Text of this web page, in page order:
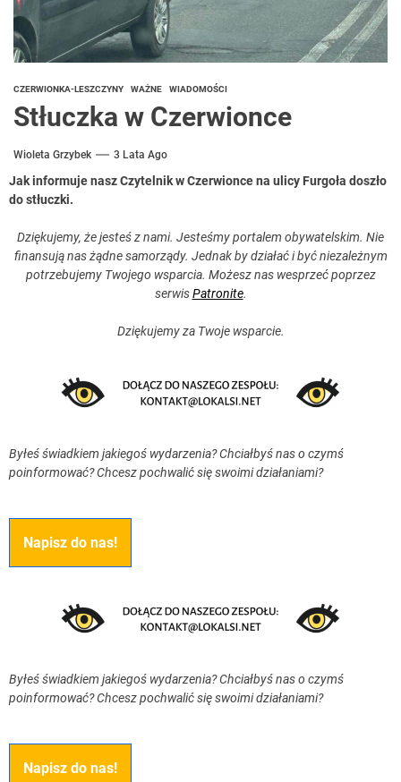
CZERWIONKA-LESZCZYNY WAŻNE WIADOMOŚCI
Stłuczka w Czerwionce
Wioleta Grzybek 3 Lata Ago
Jak informuje nasz Czytelnik w Czerwionce na ulicy Furgoła doszło
do stłuczki.
Dziękujemy, że jesteś z nami. Jesteśmy portalem obywatelskim. Nie
finansują nas żądne samorządy. Jednak by działać i być niezależnym
potrzebujemy Twojego wsparcia. Możesz nas wesprzeć poprzez
serwisPatronite.
Dziękujemy za Twoje wsparcie.
Byłeś świadkiem jakiegoś wydarzenia? Chciałbyś nas o czymś
poinformować? Chcesz pochwalić się swoimi działaniami?
Napisz do nas!
Byłeś świadkiem jakiegoś wydarzenia? Chciałbyś nas o czymś
poinformować? Chcesz pochwalić się swoimi działaniami?
Napisz do nas!